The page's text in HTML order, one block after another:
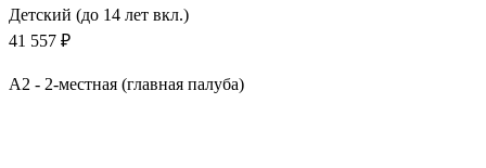
Детский (до 14 лет вкл.)
41 557 ₽
А2 - 2-местная (главная палуба)